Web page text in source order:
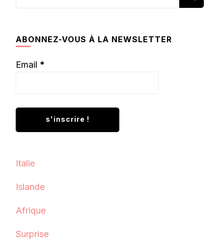
ABONNEZ-VOUS À LA NEWSLETTER
Email *
Italie
Islande
Afrique
Surprise